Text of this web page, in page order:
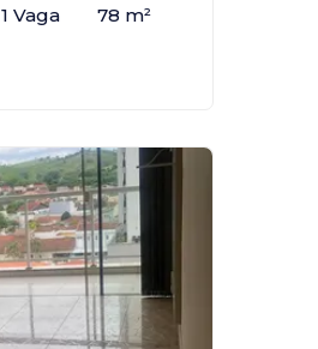
1 Vaga 78 m²